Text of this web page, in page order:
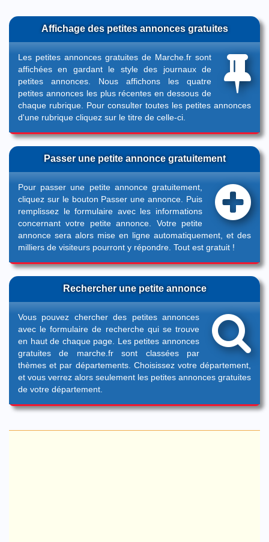
Affichage des petites annonces gratuites
Les petites annonces gratuites de Marche.fr sont
affichées en gardant le style des journaux de
petites annonces. Nous affichons les quatre
petites annonces les plus récentes en dessous de
chaque rubrique. Pour consulter toutes les petites annonces
d'une rubrique cliquez sur le titre de celle-ci.
Passer une petite annonce gratuitement
Pour passer une petite annonce gratuitement,
cliquez sur le bouton Passer une annonce . Puis
remplissez le formulaire avec les informations
concernant votre petite annonce. Votre petite
annonce sera alors mise en ligne automatiquement, et des
milliers de visiteurs pourront y répondre. Tout est gratuit !
Rechercher une petite annonce
Vous pouvez chercher des petites annonces
avec le formulaire de recherche qui se trouve
en haut de chaque page. Les petites annonces
gratuites de marche.fr sont classées par
thèmes et par départements. Choisissez votre département,
et vous verrez alors seulement les petites annonces gratuites
de votre département.